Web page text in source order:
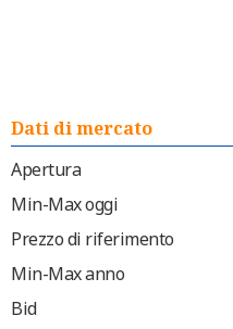
Dati di mercato
Apertura
Min-Max oggi
Prezzo di riferimento
Min-Max anno
Bid